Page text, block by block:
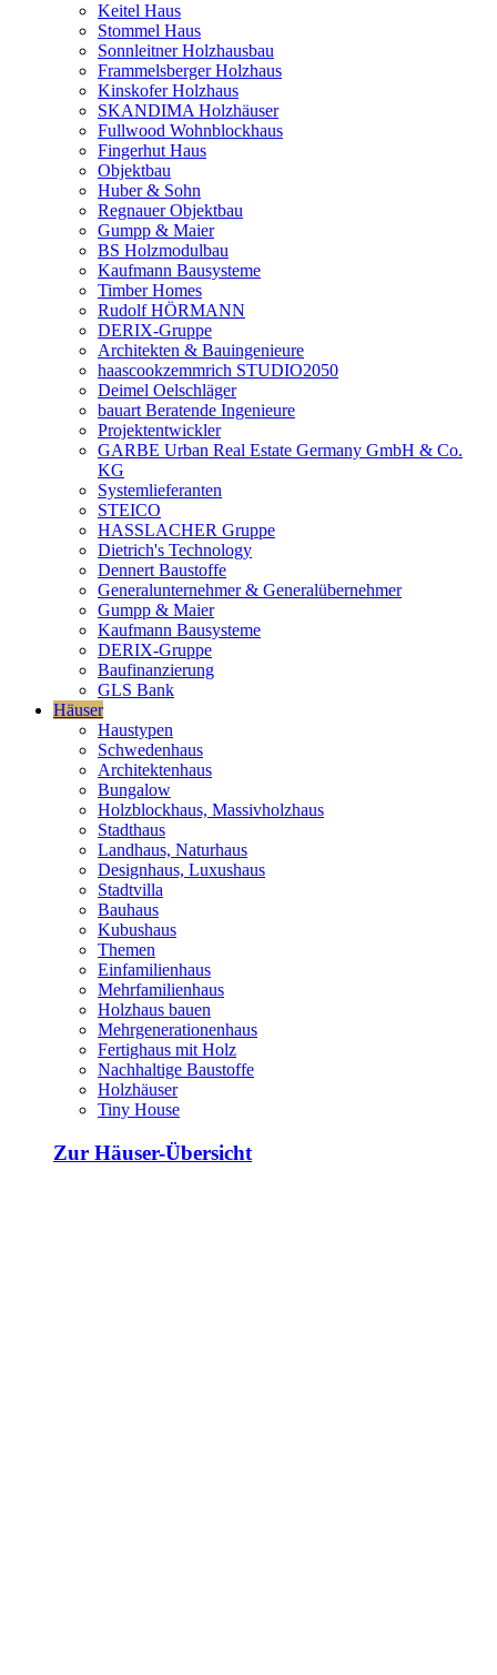
Keitel Haus
Stommel Haus
Sonnleitner Holzhausbau
Frammelsberger Holzhaus
Kinskofer Holzhaus
SKANDIMA Holzhäuser
Fullwood Wohnblockhaus
Fingerhut Haus
Objektbau
Huber & Sohn
Regnauer Objektbau
Gumpp & Maier
BS Holzmodulbau
Kaufmann Bausysteme
Timber Homes
Rudolf HÖRMANN
DERIX-Gruppe
Architekten & Bauingenieure
haascookzemmrich STUDIO2050
Deimel Oelschläger
bauart Beratende Ingenieure
Projektentwickler
GARBE Urban Real Estate Germany GmbH & Co.
KG
Systemlieferanten
STEICO
HASSLACHER Gruppe
Dietrich's Technology
Dennert Baustoffe
Generalunternehmer & Generalübernehmer
Gumpp & Maier
Kaufmann Bausysteme
DERIX-Gruppe
Baufinanzierung
GLS Bank
Häuser
Haustypen
Schwedenhaus
Architektenhaus
Bungalow
Holzblockhaus, Massivholzhaus
Stadthaus
Landhaus, Naturhaus
Designhaus, Luxushaus
Stadtvilla
Bauhaus
Kubushaus
Themen
Einfamilienhaus
Mehrfamilienhaus
Holzhaus bauen
Mehrgenerationenhaus
Fertighaus mit Holz
Nachhaltige Baustoffe
Holzhäuser
Tiny House
Zur Häuser-Übersicht